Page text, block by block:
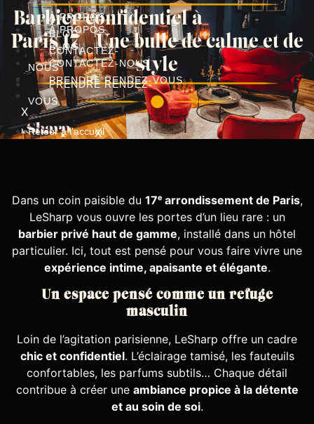
Aller
contenu
À PROPOS
BLOG
CONTACTEZ-NOUS
PRENDRE RENDEZ-VOUS
X
À PROPOS
BLOG
CONTACTEZ-
NOUS
PRENDRE RENDEZ-
VOUS
X
Barbier confidentiel à
Paris 17 – Une bulle de calme et de
style
Retour à l'accueil
Dans un coin paisible du 17ᵉ arrondissement de Paris,
LeSharp vous ouvre les portes d’un lieu rare : un
barbier privé haut de gamme, installé dans un hôtel
particulier. Ici, tout est pensé pour vous faire vivre une
expérience intime, apaisante et élégante.
Un espace pensé comme un refuge
masculin
Loin de l’agitation parisienne, LeSharp offre un cadre
chic et confidentiel. L’éclairage tamisé, les fauteuils
confortables, les parfums subtils… Chaque détail
contribue à créer une ambiance propice à la détente
et au soin de soi.